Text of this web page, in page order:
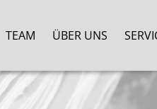
TEAM ÜBER UNS